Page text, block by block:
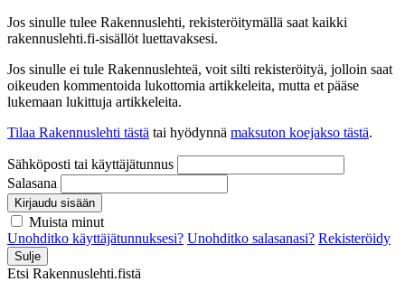
Jos sinulle tulee Rakennuslehti, rekisteröitymällä saat kaikki
rakennuslehti.fi-sisällöt luettavaksesi.
Jos sinulle ei tule Rakennuslehteä, voit silti rekisteröityä, jolloin saat
oikeuden kommentoida lukottomia artikkeleita, mutta et pääse
lukemaan lukittuja artikkeleita.
Tilaa Rakennuslehti tästä tai hyödynnä maksuton koejakso tästä.
Sähköposti tai käyttäjätunnus
Salasana
Kirjaudu sisään
Muista minut
Unohditko käyttäjätunnuksesi? Unohditko salasanasi? Rekisteröidy
Sulje
Etsi Rakennuslehti.fistä